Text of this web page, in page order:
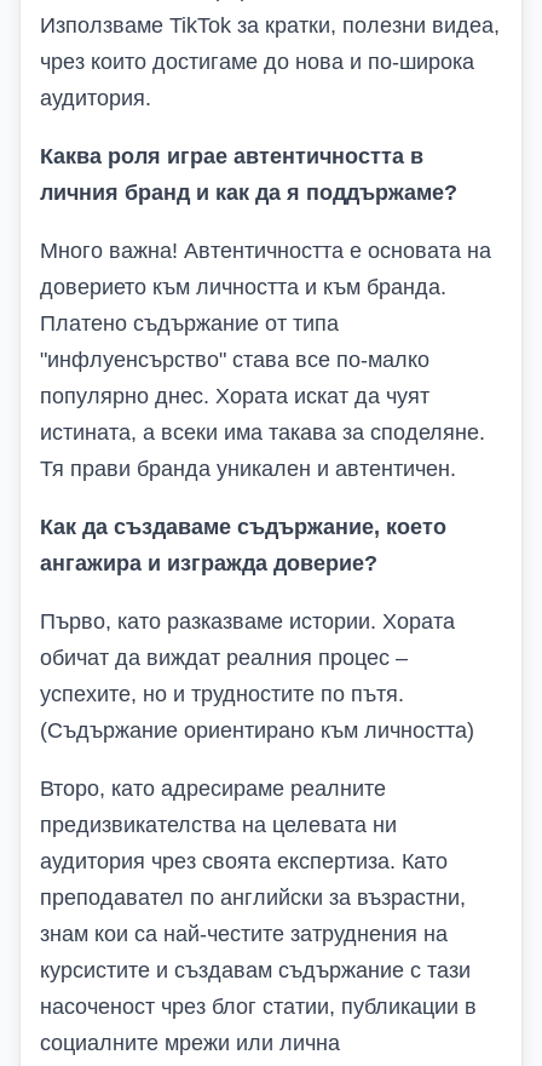
Използваме TikTok за кратки, полезни видеа,
чрез които достигаме до нова и по-широка
аудитория.
Каква роля играе автентичността в
личния бранд и как да я поддържаме?
Много важна! Автентичността е основата на
доверието към личността и към бранда.
Платено съдържание от типа
"инфлуенсърство" става все по-малко
популярно днес. Хората искат да чуят
истината, а всеки има такава за споделяне.
Тя прави бранда уникален и автентичен.
Как да създаваме съдържание, което
ангажира и изгражда доверие?
Първо, като разказваме истории. Хората
обичат да виждат реалния процес –
успехите, но и трудностите по пътя.
(Съдържание ориентирано към личността)
Второ, като адресираме реалните
предизвикателства на целевата ни
аудитория чрез своята експертиза. Като
преподавател по английски за възрастни,
знам кои са най-честите затруднения на
курсистите и създавам съдържание с тази
насоченост чрез блог статии, публикации в
социалните мрежи или лична